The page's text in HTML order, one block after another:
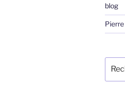
blog
Pierre
pour
: